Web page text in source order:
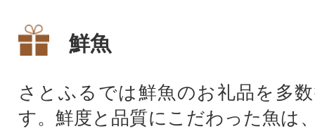
鮮魚
さとふるでは鮮魚のお礼品を多
す。鮮度と品質にこだわった魚は